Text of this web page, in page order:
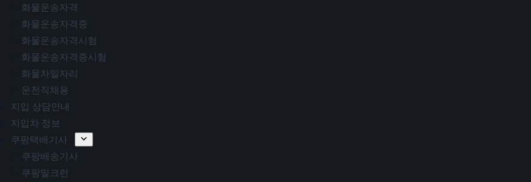
화물운송자격
화물운송자격증
화물운송자격시험
화물운송자격증시험
화물차일자리
운전직채용
지입 상담안내
지입차 정보
쿠팡택배기사
쿠팡배송기사
쿠팡밀크런